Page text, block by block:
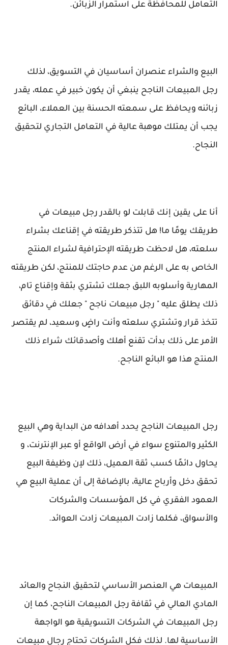
التعامل للمحافظة على استمرار الزبائن.
البيع والشراء عنصران أساسيان في التسويق، لذلك
رجل المبيعات الناجح ينبغي أن يكون خبير في عمله، يقدر
زبائنه ويحافظ على سمعته الحسنة بين العملاء، البائع
يجب أن يمتلك موهبة عالية في التعامل التجاري لتحقيق
النجاح.
أنا على يقين إنك قابلت لو بالقدر رجل مبيعات في
طريقك يومًا ما! هل تتذكر طريقته في إقناعك بشراء
سلعته، هل لاحظت طريقته الإحترافية لشراء المنتج
الخاص به على الرغم من عدم حاجتك للمنتج، لكن طريقته
المهارية وأسلوبه اللبق جعلك تشتري بثقة وإقناع تام،
ذلك يطلق عليه " رجل مبيعات ناجح " جعلك في دقائق
تتخذ قرار وتشتري سلعته وأنت راضٍ وسعيد، لم يقتصر
الأمر على ذلك بدأت تقنع أهلك وأصدقائك شراء ذلك
المنتج هذا هو البائع الناجح.
رجل المبيعات الناجح يحدد أهدافه من البداية وهي البيع
الكثير والمتنوع سواء في أرض الواقع أو عبر الإنترنت، و
يحاول دائمًا كسب ثقة العميل، ذلك لإن وظيفة البيع
تحقق دخل وأرباح عالية، بالإضافة إلى أن عملية البيع هي
العمود الفقري في كل المؤسسات والشركات
والأسواق، فكلما زادت المبيعات زادت العوائد.
المبيعات هي العنصر الأساسي لتحقيق النجاح والعائد
المادي العالي في ثقافة رجل المبيعات الناجح، كما إن
رجل المبيعات في الشركات التسويقية هو الواجهة
الأساسية لها. لذلك فكل الشركات تحتاج رجال مبيعات